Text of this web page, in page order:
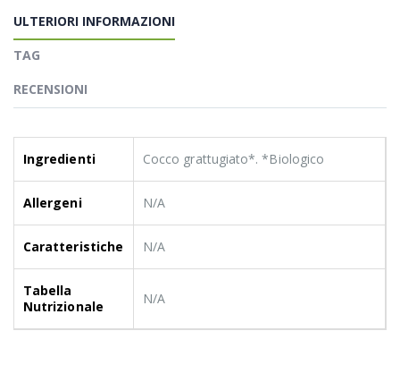
ULTERIORI INFORMAZIONI
TAG
RECENSIONI
Ingredienti Cocco grattugiato*. *Biologico
Allergeni N/A
Caratteristiche N/A
Tabella
Nutrizionale
N/A